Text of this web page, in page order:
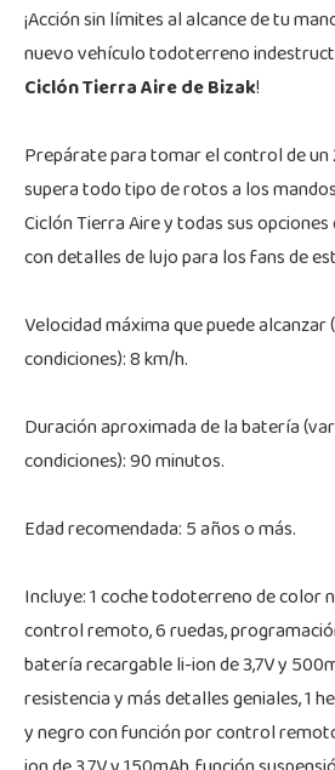
¡Acción sin límites al alcance de tu
nuevo vehículo todoterreno
Ciclón Tierra Aire de Bizak!
Prepárate para tomar el control de un
supera todo tipo de rotos a los
Ciclón Tierra Aire y todas sus
con detalles de lujo para los fans de
Velocidad máxima que puede
condiciones): 8 km/h.
Duración aproximada de la batería
condiciones): 90 minutos.
Edad recomendada: 5 años o más.
Incluye: 1 coche todoterreno de color
control remoto, 6 ruedas,
batería recargable li-ion de 3,7V y
resistencia y más detalles geniales, 1
y negro con función por control